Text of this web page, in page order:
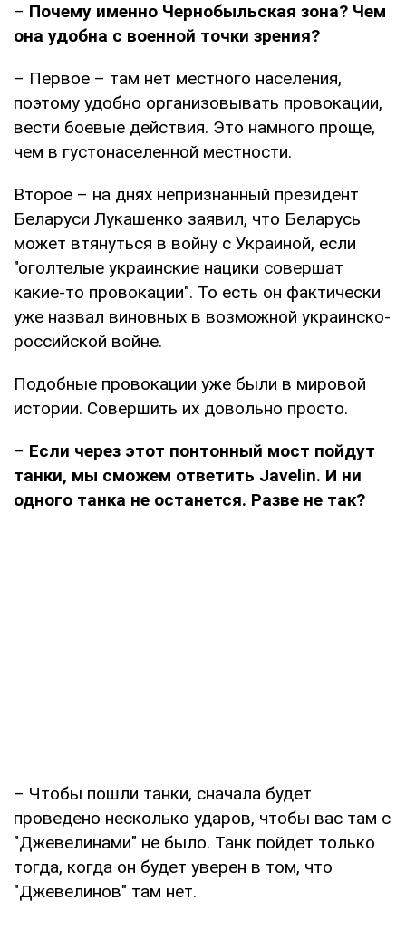
– Почему именно Чернобыльская зона? Чем
она удобна с военной точки зрения?
– Первое – там нет местного населения,
поэтому удобно организовывать провокации,
вести боевые действия. Это намного проще,
чем в густонаселенной местности.
Второе – на днях непризнанный президент
Беларуси Лукашенко заявил, что Беларусь
может втянуться в войну с Украиной, если
"оголтелые украинские нацики совершат
какие-то провокации". То есть он фактически
уже назвал виновных в возможной украинско-
российской войне.
Подобные провокации уже были в мировой
истории. Совершить их довольно просто.
– Если через этот понтонный мост пойдут
танки, мы сможем ответить Javelin. И ни
одного танка не останется. Разве не так?
– Чтобы пошли танки, сначала будет
проведено несколько ударов, чтобы вас там с
"Джевелинами" не было. Танк пойдет только
тогда, когда он будет уверен в том, что
"Джевелинов" там нет.